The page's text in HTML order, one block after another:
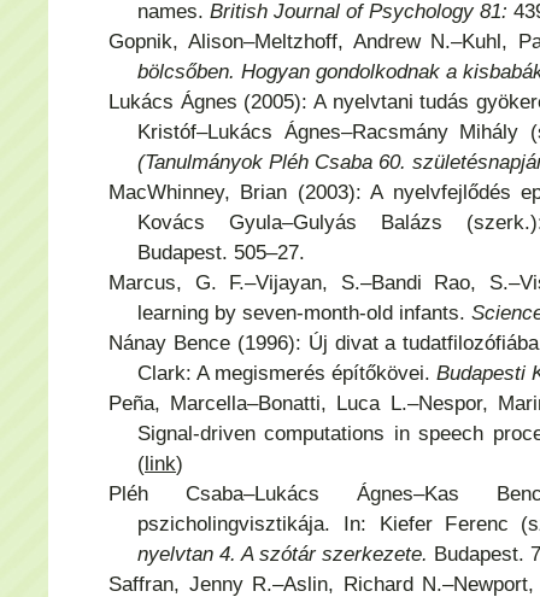
names. British Journal of Psychology 81:
Gopnik, Alison–Meltzhoff, Andrew N.–Kuhl,
bölcsőben. Hogyan gondolkodnak a
Lukács Ágnes (2005): A nyelvtani tudás
Kristóf–Lukács Ágnes–Racsmány Mihály
(Tanulmányok Pléh Csaba 60.
MacWhinney, Brian (2003): A nyelvfejlődés
Kovács Gyula–Gulyás Balázs
Budapest. 505–27.
Marcus, G. F.–Vijayan, S.–Bandi Rao,
learning by seven-month-old infants.
Nánay Bence (1996): Új divat a
Clark: A megismerés építőkövei. Budapesti
Peña, Marcella–Bonatti, Luca L.–Nespor,
Signal-driven computations in speech
(link)
Pléh Csaba–Lukács Ágnes–Kas
pszicholingvisztikája. In: Kiefer Ferenc
nyelvtan 4. A szótár szerkezete. Budapest.
Saffran, Jenny R.–Aslin, Richard